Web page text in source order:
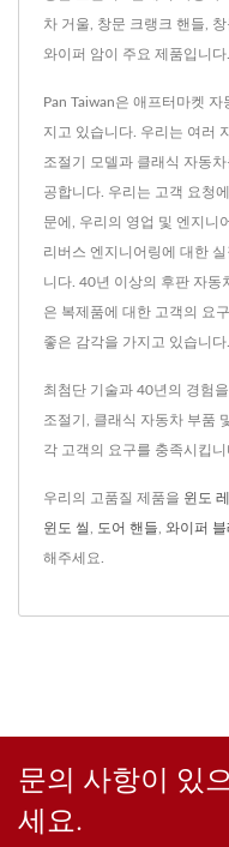
차 거울, 창문 크랭크 핸들,
와이퍼 암이 주요 제품입니
Pan Taiwan은 애프터마켓
지고 있습니다. 우리는 여러
조절기 모델과 클래식 자동
공합니다. 우리는 고객 요청
문에, 우리의 영업 및 엔지니
리버스 엔지니어링에 대한
니다. 40년 이상의 후판 자동
은 복제품에 대한 고객의 요
좋은 감각을 가지고 있습니다.
최첨단 기술과 40년의 경험
조절기, 클래식 자동차 부품
각 고객의 요구를 충족시킵니
우리의 고품질 제품을 윈도
윈도 씰 , 도어 핸들, 와이퍼 블
해주세요.
문의 사항이 있
세요.